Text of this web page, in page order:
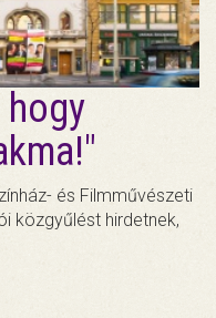
hogy
és Filmművészeti
közgyűlést hirdetnek,